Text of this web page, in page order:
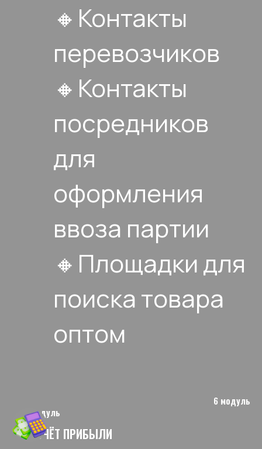
🔸Контакты
перевозчиков
🔸Контакты
посредников
для
оформления
ввоза партии
🔸Площадки для
поиска товара
оптом
6 модуль
6 модуль
РАСЧЁТ ПРИБЫЛИ